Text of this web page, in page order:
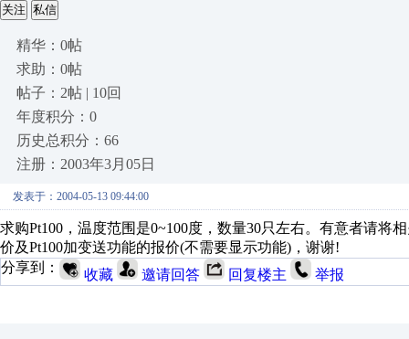
关注 私信
精华：0帖
求助：0帖
帖子：2帖 | 10回
年度积分：0
历史总积分：66
注册：2003年3月05日
发表于：2004-05-13 09:44:00
求购Pt100，温度范围是0~100度，数量30只左右。有意者请将
价及Pt100加变送功能的报价(不需要显示功能)，谢谢!
分享到：
收藏 邀请回答 回复楼主 举报